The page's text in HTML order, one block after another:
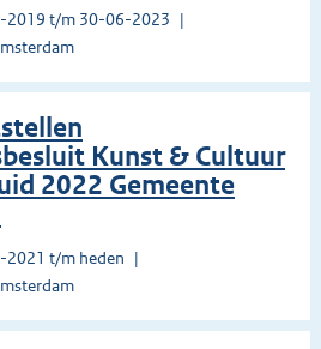
2019 t/m 30-06-2023
Kunst & Cultuur
2022 Gemeente
2021 t/m heden